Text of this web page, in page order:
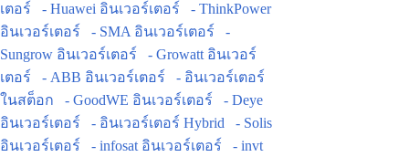
เตอร์
- Huawei อินเวอร์เตอร์
- ThinkPower
อินเวอร์เตอร์
- SMA อินเวอร์เตอร์
-
Sungrow อินเวอร์เตอร์
- Growatt อินเวอร์
เตอร์
- ABB อินเวอร์เตอร์
- อินเวอร์เตอร์
ในสต็อก
- GoodWE อินเวอร์เตอร์
- Deye
อินเวอร์เตอร์
- อินเวอร์เตอร์ Hybrid
- Solis
อินเวอร์เตอร์
- infosat อินเวอร์เตอร์
- invt